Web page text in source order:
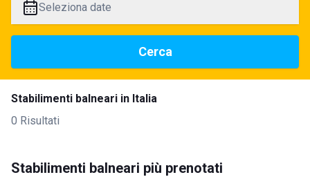
Seleziona date
Cerca
Stabilimenti balneari in Italia
0 Risultati
Stabilimenti balneari più prenotati